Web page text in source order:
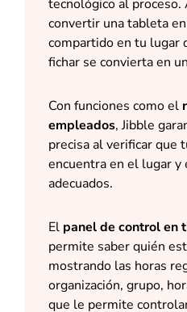
tecnológico al proceso.
convertir una tableta
compartido en tu lugar
fichar se convierta en
Con funciones como el
empleados, Jibble
precisa al verificar que
encuentra en el lugar
adecuados.
El panel de control en
permite saber quién
mostrando las horas
organización, grupo,
que le permite